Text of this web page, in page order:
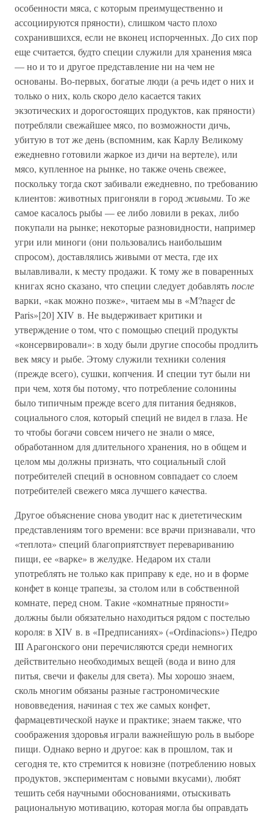
особенности мяса, с которым преимущественно и
ассоциируются пряности), слишком часто плохо
сохранившихся, если не вконец испорченных. До сих пор
еще считается, будто специи служили для хранения мяса
— но и то и другое представление ни на чем не
основаны. Во-первых, богатые люди (а речь идет о них и
только о них, коль скоро дело касается таких
экзотических и дорогостоящих продуктов, как пряности)
потребляли свежайшее мясо, по возможности дичь,
убитую в тот же день (вспомним, как Карлу Великому
ежедневно готовили жаркое из дичи на вертеле), или
мясо, купленное на рынке, но также очень свежее,
поскольку тогда скот забивали ежедневно, по требованию
клиентов: животных пригоняли в городживыми. То же
самое касалось рыбы — ее либо ловили в реках, либо
покупали на рынке; некоторые разновидности, например
угри или миноги (они пользовались наибольшим
спросом), доставлялись живыми от места, где их
вылавливали, к месту продажи. К тому же в поваренных
книгах ясно сказано, что специи следует добавлятьпосле
варки, «как можно позже», читаем мы в «M?nager de
Paris»[20] XIV в. Не выдерживает критики и
утверждение о том, что с помощью специй продукты
«консервировали»: в ходу были другие способы продлить
век мясу и рыбе. Этому служили техники соления
(прежде всего), сушки, копчения. И специи тут были ни
при чем, хотя бы потому, что потребление солонины
было типичным прежде всего для питания бедняков,
социального слоя, который специй не видел в глаза. Не
то чтобы богачи совсем ничего не знали о мясе,
обработанном для длительного хранения, но в общем и
целом мы должны признать, что социальный слой
потребителей специй в основном совпадает со слоем
потребителей свежего мяса лучшего качества.
Другое объяснение снова уводит нас к диететическим
представлениям того времени: все врачи признавали, что
«теплота» специй благоприятствует перевариванию
пищи, ее «варке» в желудке. Недаром их стали
употреблять не только как приправу к еде, но и в форме
конфет в конце трапезы, за столом или в собственной
комнате, перед сном. Такие «комнатные пряности»
должны были обязательно находиться рядом с постелью
короля: в XIV в. в «Предписаниях» («Ordinacions») Педро
III Арагонского они перечисляются среди немногих
действительно необходимых вещей (вода и вино для
питья, свечи и факелы для света). Мы хорошо знаем,
сколь многим обязаны разные гастрономические
нововведения, начиная с тех же самых конфет,
фармацевтической науке и практике; знаем также, что
соображения здоровья играли важнейшую роль в выборе
пищи. Однако верно и другое: как в прошлом, так и
сегодня те, кто стремится к новизне (потреблению новых
продуктов, экспериментам с новыми вкусами), любят
тешить себя научными обоснованиями, отыскивать
рациональную мотивацию, которая могла бы оправдать